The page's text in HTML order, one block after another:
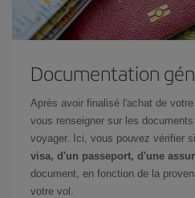
Documentation
Après avoir finalisé l'achat de votre
vous renseigner sur les
voyager. Ici, vous pouvez vérifier
visa, d'un passeport, d'une
document, en fonction de la
votre vol.